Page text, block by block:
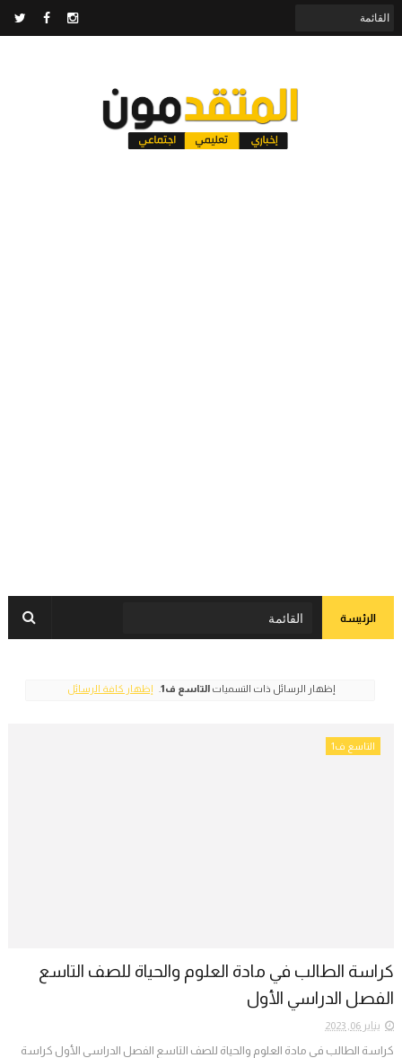
الرئيسة
‏إظهار الرسائل ذات التسميات التاسع ف1 إظهار كافة الرسائل
التاسع ف1
كراسة الطالب في مادة العلوم والحياة للصف التاسع
الفصل الدراسي الأول
يناير 06, 2023
كراسة الطالب في مادة العلوم والحياة للصف التاسع الفصل الدراسي الأول كراسة